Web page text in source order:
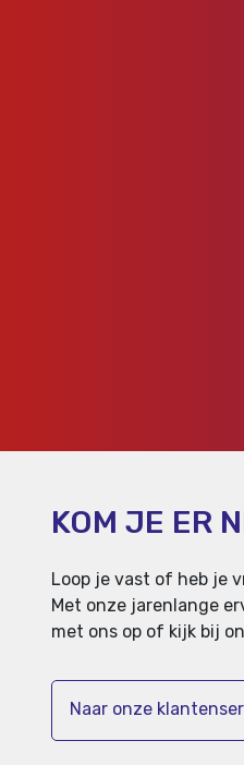
KOM JE ER
Loop je vast of heb je
Met onze jarenlange
met ons op of kijk bij
Naar onze